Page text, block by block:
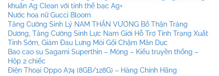
khuẩn Ag Clean với tinh thể bạc Ag+
Nước hoa nữ Gucci Bloom
Tăng Cường Sinh Lý NAM THẬN VƯƠNG Bổ Thận Tráng
Dương, Tăng Cường Sinh Lực Nam Giới Hỗ Trợ Tình Trạng Xuất
Tinh Sớm, Giảm Đau Lưng Mỏi Gối Chậm Mãn Dục
Bao cao su Sagami Superthin – Mỏng – Kiểu truyền thống –
Hộp 2 chiếc
Điện Thoại Oppo A74 (8GB/128G) – Hàng Chính Hãng